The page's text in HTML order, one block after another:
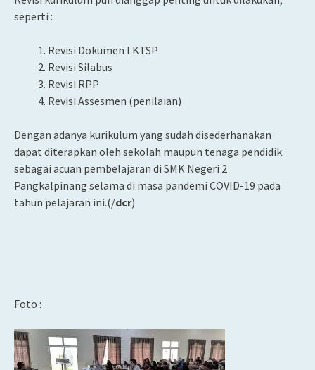
seperti :
Revisi Dokumen I KTSP
Revisi Silabus
Revisi RPP
Revisi Assesmen (penilaian)
Dengan adanya kurikulum yang sudah disederhanakan
dapat diterapkan oleh sekolah maupun tenaga pendidik
sebagai acuan pembelajaran di SMK Negeri 2
Pangkalpinang selama di masa pandemi COVID-19 pada
tahun pelajaran ini.(/dcr)
Foto :